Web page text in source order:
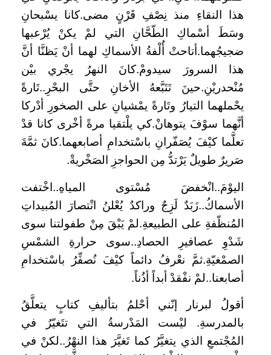
هذا النقاءِ منذ نِصْفِ قَرْنٍ مضى.كانا يسْبحانِ
وسَطَ أسْماكِ الطّحَّانِ التي لمْ يكنْ يُرْعبها
ضجيجُهما.أتاحتْ أُلْفةُ الأسماكِ لهما أنْ يَظنَّا أنَّ
هذا السرورَ سيدومْ.كانَ النهرُ يجْري بيْن
مُنْحدريْنِ.حينَ تَتَبَّعهُ الأخانِ حتَّى البحْرِ..تَارةً
يحْملهما التيارُ وتَارةً يمْشيانِ على الصخورِ أدْركا
أنَّهما سوْفَ يتوهانْ.كي يلْتقيا مرةً أخْرى كانا قدْ
تعلَّما كيْفَ يُصَفّرانِ باسْتخدامِ أصابعهما.كانَ ثمَّةَ
صَريرٌ طويلٌ يَرْتدُّ مِن الحواجزِ الصَخْريةْ.
اليوْمَ..انْخفضَ مُسْتوى المياهِ..اخْتفت
الأسماكُ..زَبَدٌ لَزِجٌ وراكدٌ يُعْلنُ انْتصارَ المُبيداتِ
المُنظّفةِ على الطبيعةِ.لمْ يَبْقَ مِنْ طفولتنا سوى
شَدْوِ عصافيرِ الحصادِ..سوى حرارةِ الشمْسِ
الصمْغيّةِ.ثمَّ نعْرفُ دائماً كيْفَ نُصفِّرُ باسْتخدامِ
أصابعنا..لمْ نفْقدْ أبداً أذُناً.
أقولُ لبرنار إنّني أحْلمُ بتأليفِ كتابٍ يتعلَّقُ
بالمدرسةِ. ليْست المَدْرسةُ التي تتَغيّرُ في
المُجْتمعِ الذي يتغيَّرُ كما تَغيَّرَ هذا النهْرُ..لكنْ في